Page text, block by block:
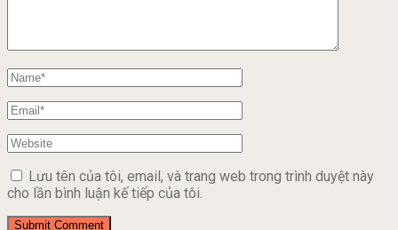
Lưu tên của tôi, email, và trang web trong trình duyệt này
cho lần bình luận kế tiếp của tôi.